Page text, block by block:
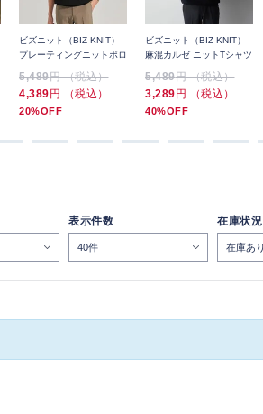
ビズニット（BIZ KNIT）
プレーティングニットポロ
5,489円 （税込）
4,389 円 （税込）
20%OFF
ビズニット（BIZ KNIT）
麻混カルゼ ニットTシャツ
5,489円 （税込）
3,289 円 （税込）
40%OFF
表示件数 在庫状況